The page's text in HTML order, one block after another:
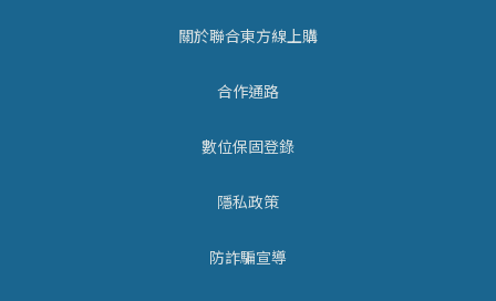
關於聯合東方線上購
合作通路
數位保固登錄
隱私政策
防詐騙宣導